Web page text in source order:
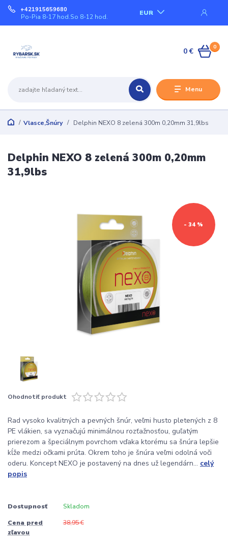
Menu
EUR
+421915659680
Po-Pia 8-17 hod.So 8-12 hod.
0
0 €
Vlasce,Šnúry Delphin NEXO 8 zelená 300m 0,20mm 31,9lbs
Delphin NEXO 8 zelená 300m 0,20mm
31,9lbs
- 34 %
Ohodnotiť produkt
Rad vysoko kvalitných a pevných šnúr, veľmi husto pletených z 8
PE vlákien, sa vyznačujú minimálnou rozťažnosťou, guľatým
prierezom a špeciálnym povrchom vďaka ktorému sa šnúra lepšie
kĺže medzi očkami prúta. Okrem toho je šnúra veľmi odolná voči
oderu. Koncept NEXO je postavený na dnes už legendárn... celý
popis
Dostupnosť Skladom
Cena pred
zľavou
38,95 €